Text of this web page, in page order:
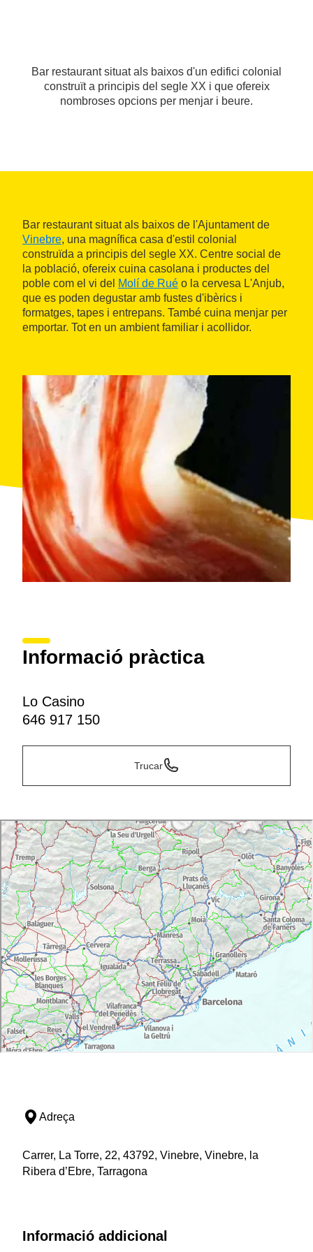
Bar restaurant situat als baixos d'un edifici colonial
construït a principis del segle XX i que ofereix
nombroses opcions per menjar i beure.
Bar restaurant situat als baixos de l'Ajuntament de
Vinebre, una magnífica casa d'estil colonial
construïda a principis del segle XX. Centre social de
la població, ofereix cuina casolana i productes del
poble com el vi del Molí de Rué o la cervesa L'Anjub,
que es poden degustar amb fustes d'ibèrics i
formatges, tapes i entrepans. També cuina menjar per
emportar. Tot en un ambient familiar i acollidor.
Informació pràctica
Lo Casino
646 917 150
Trucar
Adreça
Carrer, La Torre, 22, 43792, Vinebre, Vinebre, la
Ribera d’Ebre, Tarragona
Informació addicional